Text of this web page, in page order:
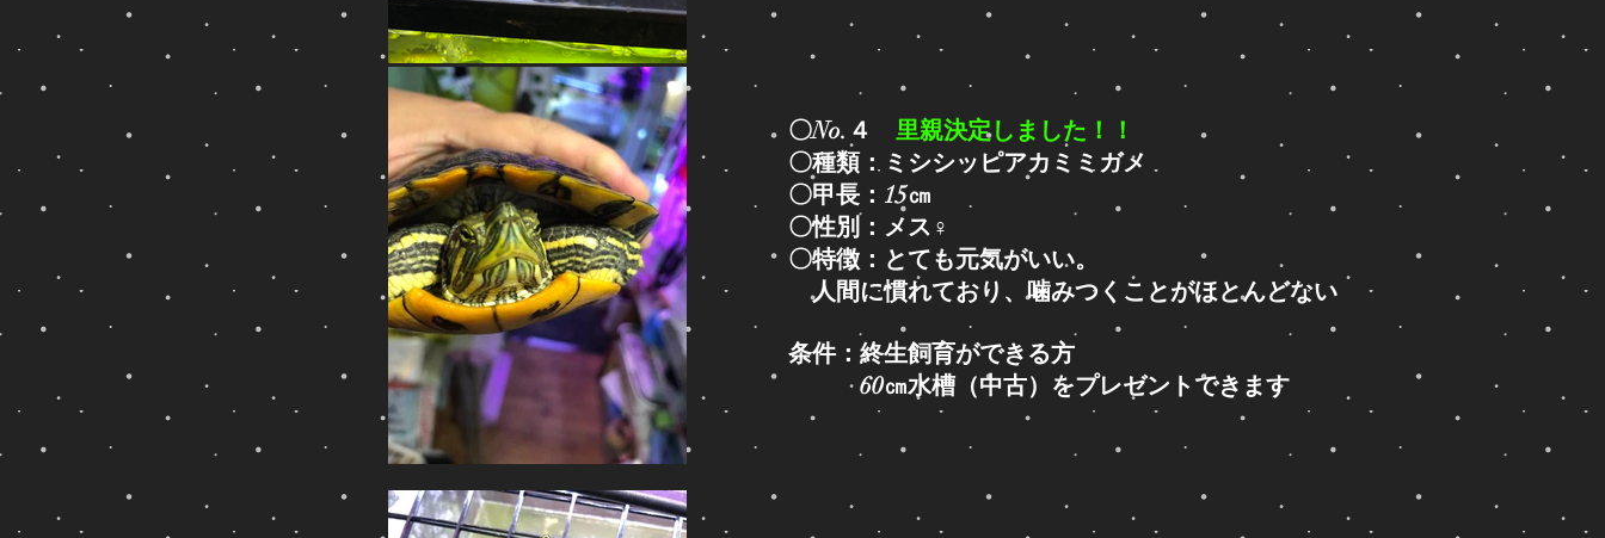
〇No.４ 里親決定しました！！
〇種類：ミシシッピアカミミガメ
〇甲長：15㎝
〇性別：メス♀
〇特徴：とても元気がいい。
人間に慣れており、噛みつくことがほとんどない
条件：終生飼育ができる方
​ 60㎝水槽（中古）をプレゼントできます